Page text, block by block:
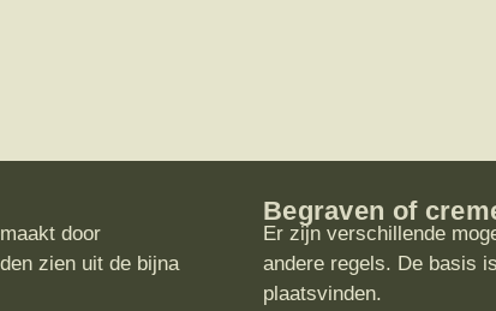
door
zien uit de bijna
Begraven of
Er zijn verschillende
andere regels. De basis
plaatsvinden.